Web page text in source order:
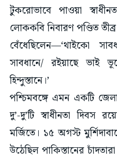
লোককবি নিবারণ পণ্ডিত
বেঁধেছিলেন—‘থাইকো
সাবধানে/ রইয়াছে ভাই
হিন্দুস্তানে।’
পশ্চিমবঙ্গে এমন একটি
দু’-দু’টি স্বাধীনতা দিবস
মর্জিতে। ১৫ অগস্ট
উঠেছিল পাকিস্তানের
সবুজের নিশান। বিশিষ্ট